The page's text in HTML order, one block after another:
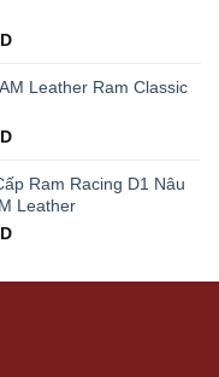
199.000 VND.
Leather Ram Classic
Ram Racing D1 Nâu
Leather